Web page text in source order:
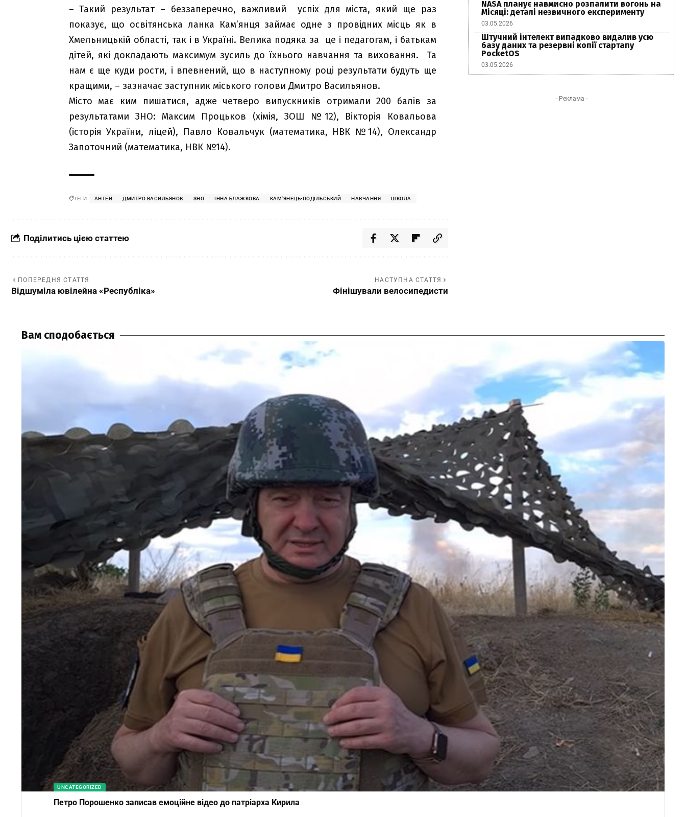
– Такий результат – беззаперечно, важливий успіх для міста, який ще раз
показує, що освітянська ланка Кам’янця займає одне з провідних місць як в
Хмельницькій області, так і в Україні. Велика подяка за це і педагогам, і батькам
дітей, які докладають максимум зусиль до їхнього навчання та виховання. Та
нам є ще куди рости, і впевнений, що в наступному році результати будуть ще
кращими, – зазначає заступник міського голови Дмитро Васильянов.
Місто має ким пишатися, адже четверо випускників отримали 200 балів за
результатами ЗНО: Максим Процьков (хімія, ЗОШ №12), Вікторія Ковальова
(історія України, ліцей), Павло Ковальчук (математика, НВК №14), Олександр
Запоточний (математика, НВК №14).
ТЕГИ: АНТЕЙ ДМИТРО ВАСИЛЬЯНОВ ЗНО ІННА БЛАЖКОВА КАМ'ЯНЕЦЬ-ПОДІЛЬСЬКИЙ НАВЧАННЯ ШКОЛА
Поділитись цією статтею
ПОПЕРЕДНЯ СТАТТЯ
Відшуміла ювілейна «Республіка»
НАСТУПНА СТАТТЯ
Фінішували велосипедисти
NASA планує навмисно розпалити вогонь на
Місяці: деталі незвичного експерименту
03.05.2026
Штучний інтелект випадково видалив усю
базу даних та резервні копії стартапу
PocketOS
03.05.2026
- Реклама -
Вам сподобається
UNCATEGORIZED
Петро Порошенко записав емоційне відео до патріарха Кирила